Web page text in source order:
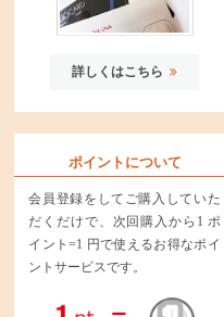
詳しくはこちら
ポイントについて
会員登録をしてご購入していた
だくだけで、次回購入から1 ポ
イント=1 円で使えるお得なポイ
ントサービスです。